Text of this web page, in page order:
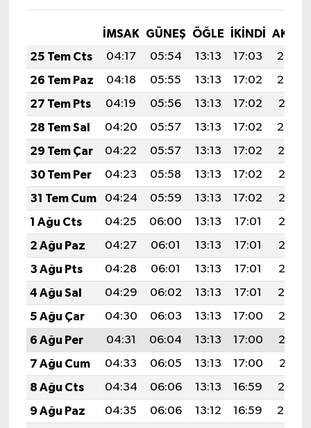
İMSAK GÜNEŞ ÖĞLE İKINDI
25 Tem Cts
04:17 05:54 13:13 17:03
20:23
26 Tem Paz
04:18 05:55 13:13 17:02
20:22
27 Tem Pts
04:19 05:56 13:13 17:02
20:21
28 Tem Sal
04:20 05:57 13:13 17:02
20:20
29 Tem Çar
04:22 05:57 13:13 17:02
20:19
30 Tem Per
04:23 05:58 13:13 17:02
20:18
31 Tem Cum
04:24 05:59 13:13 17:02
20:18
1 Ağu Cts
04:25 06:00 13:13 17:01
20:17
2 Ağu Paz
04:27 06:01 13:13 17:01
20:16
3 Ağu Pts
04:28 06:01 13:13 17:01
20:15
4 Ağu Sal
04:29 06:02 13:13 17:01
20:14
5 Ağu Çar
04:30 06:03 13:13 17:00
20:13
6 Ağu Per
04:31 06:04 13:13 17:00
20:12
7 Ağu Cum
04:33 06:05 13:13 17:00
20:11
8 Ağu Cts
04:34 06:06 13:13 16:59
20:10
9 Ağu Paz
04:35 06:06 13:12 16:59
20:08